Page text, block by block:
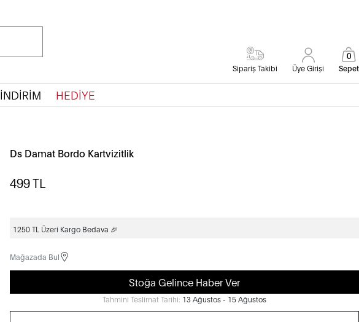
Sipariş Takibi Üye Girişi Sepet
0
İNDİRİM HEDİYE
Ds Damat Bordo Kartvizitlik
499TL
1250 TL Üzeri Kargo Bedava 🎉
Mağazada Bul
Stoğa Gelince Haber Ver
Tahmini Teslimat Tarihi: 13 Ağustos - 15 Ağustos